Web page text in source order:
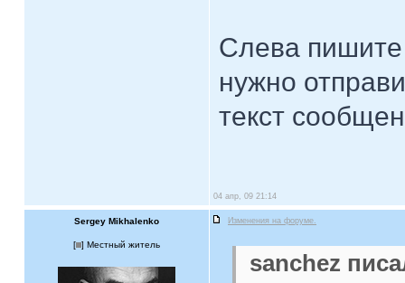
Слева
нужно
текст
04 апр, 09 21:14
Sergey Mikhalenko Изменения на форуме.
[ ] Местный житель
sanchez